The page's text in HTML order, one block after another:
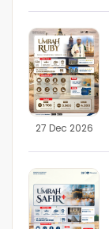
27 Dec 2026